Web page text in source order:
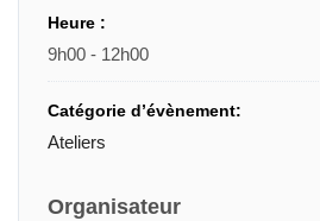
Heure :
9h00 - 12h00
Catégorie d’évènement:
Ateliers
Organisateur